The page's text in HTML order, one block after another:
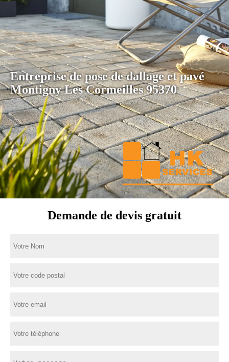
Entreprise de pose de dallage et pavé
Montigny Les Cormeilles 95370
Demande de devis gratuit